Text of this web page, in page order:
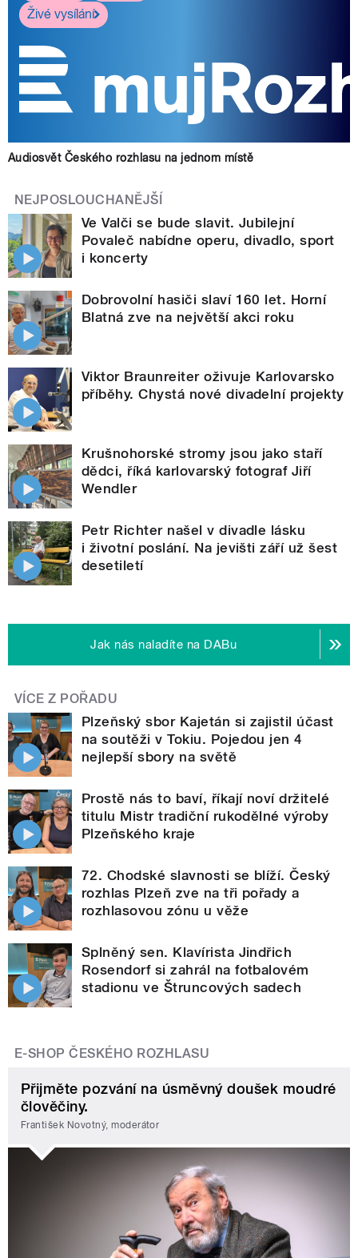
Živé vysílání
Audiosvět Českého rozhlasu na jednom místě
NEJPOSLOUCHANĚJŠÍ
Ve Valči se bude slavit. Jubilejní
Povaleč nabídne operu, divadlo, sport
i koncerty
Dobrovolní hasiči slaví 160 let. Horní
Blatná zve na největší akci roku
Viktor Braunreiter oživuje Karlovarsko
příběhy. Chystá nové divadelní projekty
Krušnohorské stromy jsou jako staří
dědci, říká karlovarský fotograf Jiří
Wendler
Petr Richter našel v divadle lásku
i životní poslání. Na jevišti září už šest
desetiletí
Jak nás naladíte na DABu
VÍCE Z POŘADU
Plzeňský sbor Kajetán si zajistil účast
na soutěži v Tokiu. Pojedou jen 4
nejlepší sbory na světě
Prostě nás to baví, říkají noví držitelé
titulu Mistr tradiční rukodělné výroby
Plzeňského kraje
72. Chodské slavnosti se blíží. Český
rozhlas Plzeň zve na tři pořady a
rozhlasovou zónu u věže
Splněný sen. Klavírista Jindřich
Rosendorf si zahrál na fotbalovém
stadionu ve Štruncových sadech
E-SHOP ČESKÉHO ROZHLASU
Přijměte pozvání na úsměvný doušek moudré
člověčiny.
František Novotný, moderátor